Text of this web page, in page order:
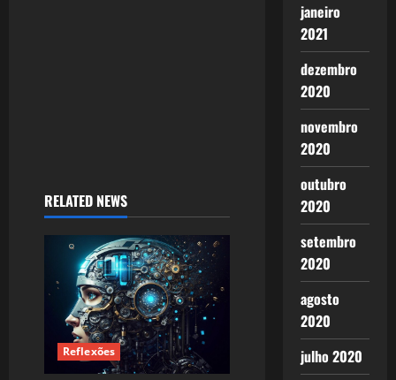
RELATED NEWS
Reflexões
janeiro
2021
dezembro
2020
novembro
2020
outubro
2020
setembro
2020
agosto
2020
julho 2020